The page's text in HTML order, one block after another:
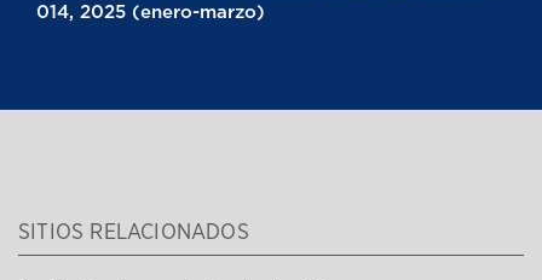
014, 2025 (enero-marzo)
SITIOS RELACIONADOS